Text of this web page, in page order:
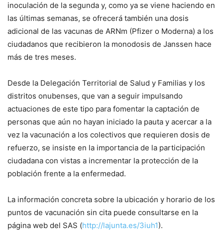
inoculación de la segunda y, como ya se viene haciendo en
las últimas semanas, se ofrecerá también una dosis
adicional de las vacunas de ARNm (Pfizer o Moderna) a los
ciudadanos que recibieron la monodosis de Janssen hace
más de tres meses.
Desde la Delegación Territorial de Salud y Familias y los
distritos onubenses, que van a seguir impulsando
actuaciones de este tipo para fomentar la captación de
personas que aún no hayan iniciado la pauta y acercar a la
vez la vacunación a los colectivos que requieren dosis de
refuerzo, se insiste en la importancia de la participación
ciudadana con vistas a incrementar la protección de la
población frente a la enfermedad.
La información concreta sobre la ubicación y horario de los
puntos de vacunación sin cita puede consultarse en la
página web del SAS (http://lajunta.es/3iuh1).